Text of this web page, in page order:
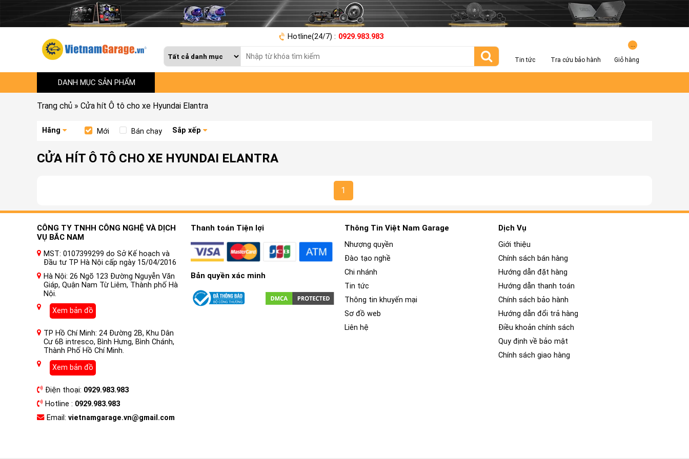
Hotline(24/7) : 0929.983.983
Tin tức Tra cứu bảo hành Giỏ hàng
DANH MỤC SẢN PHẨM
Trang chủ » Cửa hít Ô tô cho xe Hyundai Elantra
Hãng Mới Bán chạy Sắp xếp
CỬA HÍT Ô TÔ CHO XE HYUNDAI ELANTRA
1
CÔNG TY TNHH CÔNG NGHỆ VÀ DỊCH
VỤ BẮC NAM
MST: 0107399299 do Sở Kế hoạch và
Đầu tư TP Hà Nội cấp ngày 15/04/2016
Hà Nội: 26 Ngõ 123 Đường Nguyễn Văn
Giáp, Quận Nam Từ Liêm, Thành phố Hà
Nội.
Xem bản đồ
TP Hồ Chí Minh: 24 Đường 2B, Khu Dân
Cư 6B intresco, Bình Hưng, Bình Chánh,
Thành Phố Hồ Chí Minh.
Xem bản đồ
Điện thoại: 0929.983.983
Hotline : 0929.983.983
Email: vietnamgarage.vn@gmail.com
Thanh toán Tiện lợi
Bản quyền xác minh
Thông Tin Việt Nam Garage
Nhượng quyền
Đào tạo nghề
Chi nhánh
Tin tức
Thông tin khuyến mại
Sơ đồ web
Liên hệ
Dịch Vụ
Giới thiệu
Chính sách bán hàng
Hướng dẫn đặt hàng
Hướng dẫn thanh toán
Chính sách bảo hành
Hướng dẫn đổi trả hàng
Điều khoản chính sách
Quy định về bảo mật
Chính sách giao hàng